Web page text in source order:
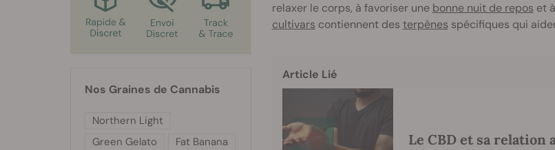
relaxer le corps, à favoriser une bonne nuit de repos et
cultivars contiennent des terpènes spécifiques qui
Article Lié
Le CBD et sa relation
Nos Graines de Cannabis
Northern Light
Green Gelato
Fat Banana